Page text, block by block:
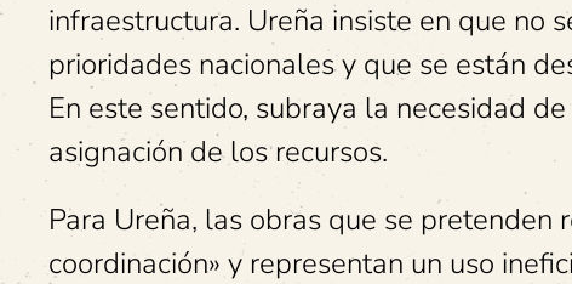
infraestructura. Ureña insiste en que no
prioridades nacionales y que se están
En este sentido, subraya la necesidad
asignación de los recursos.
Para Ureña, las obras que se
coordinación» y representan un uso